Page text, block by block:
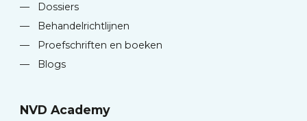
—
Dossiers
—
Behandelrichtlijnen
—
Proefschriften en boeken
—
Blogs
NVD Academy